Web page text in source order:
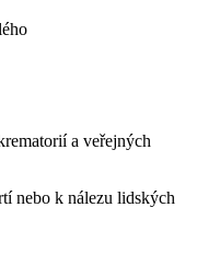
a veřejných
nebo k nálezu lidských